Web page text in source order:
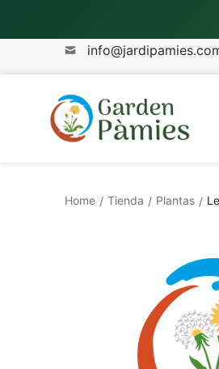
Home / Tienda / Plantas /